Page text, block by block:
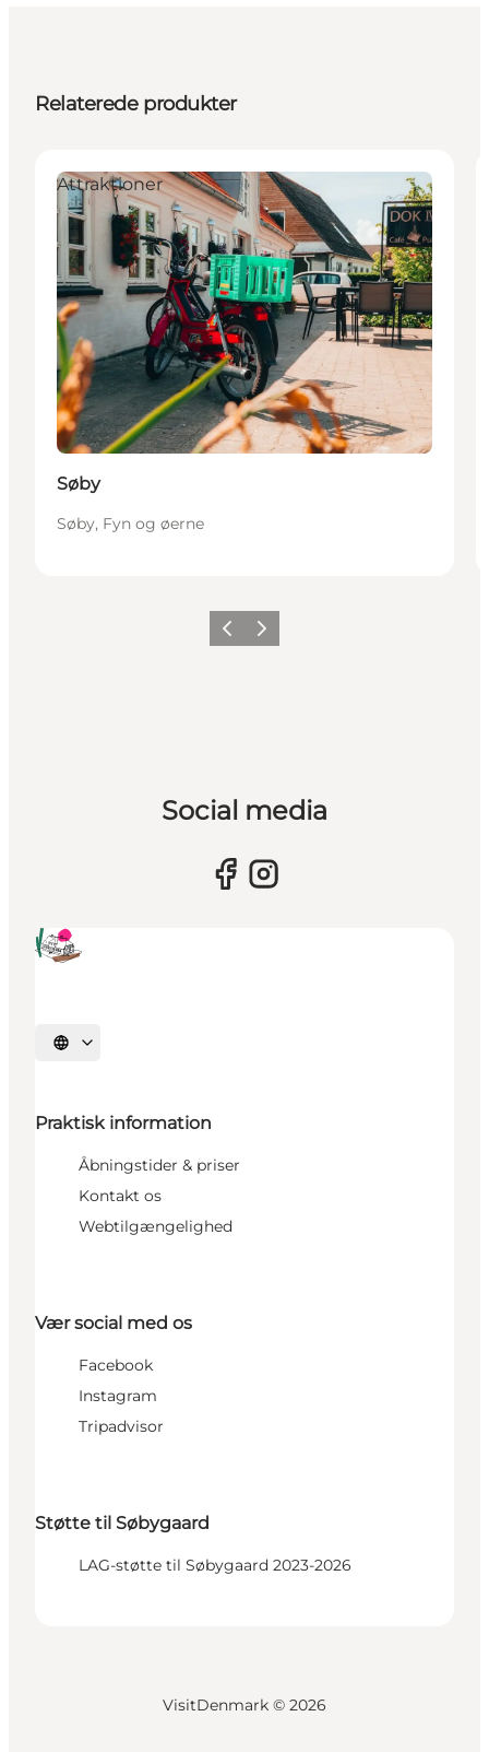
Relaterede produkter
Attraktioner
Søby
Søby, Fyn og øerne
ForrigeNæste
Social media
Vælg sprog
Praktisk information
Åbningstider & priser
Kontakt os
Webtilgængelighed
Vær social med os
Facebook
Instagram
Tripadvisor
Støtte til Søbygaard
LAG-støtte til Søbygaard 2023-2026
VisitDenmark © 2026